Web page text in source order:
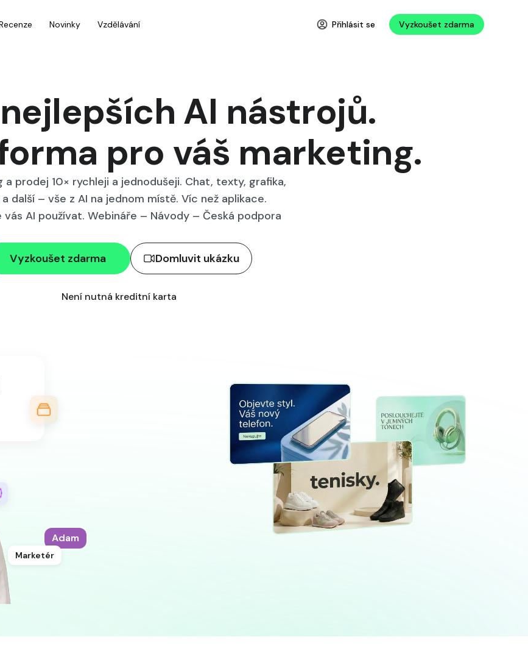
Novinky Vzdělávání Přihlásit se Vyzkoušet zdarma
AI nástrojů.
pro váš marketing.
a prodej 10× rychleji a jednodušeji. Chat, texty, grafika,
další – vše z AI na jednom místě. Víc než aplikace.
vás AI používat. Webináře – Návody – Česká podpora
Vyzkoušet zdarma Domluvit ukázku
Není nutná kreditní karta
Vendula
Freelancer